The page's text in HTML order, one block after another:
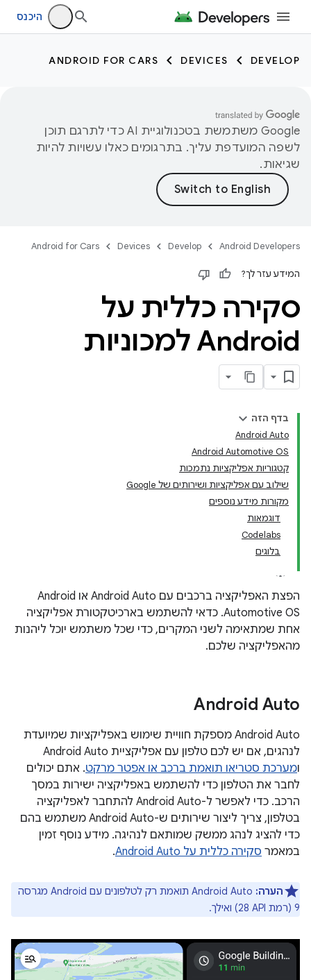
היכנס
DEVELOP
DEVICES
ANDROID FOR CARS
‫Google משתמשת בטכנולוגיית AI כדי לתרגם תוכן
לשפה המועדפת עליך. בתרגומים כאלו עשויות להיות
שגיאות.
Android Developers
Develop
Devices
Android for Cars
המידע עזר לך?
סקירה כללית על
Android למכוניות
בדף הזה
Android Auto
Android Automotive OS
קטגוריות אפליקציות נתמכות
שילוב עם אפליקציות ושירותים של Google
מקורות מידע נוספים
דוגמאות
Codelabs
בלוגים
הפצת האפליקציה ברכבים עם Android Auto או Android
Automotive OS. כדאי להשתמש בארכיטקטורת אפליקציה
אחת שמתאימה לשני המקרים, כדי שכל משתמש יוכל ליהנות
מהאפליקציה שלכם.
Android Auto
‫Android Auto מספקת חוויית שימוש באפליקציות שמיועדת
לנהגים, אם יש לכם טלפון עם אפליקציית Android Auto
ומערכת סטריאו תואמת ברכב או אפטר מרקט. אתם יכולים
לחבר את הטלפון כדי להשתמש באפליקציה ישירות במסך
הרכב. כדי לאפשר ל-Android Auto להתחבר לאפליקציה
בטלפון, צריך ליצור שירותים ש-Android Auto משתמש בהם
כדי להציג לנהג ממשק שמותאם לנהיגה. מידע נוסף זמין
במאמר סקירה כללית על Android Auto .
הערה:
Android Auto תואמת רק לטלפונים עם Android מגרסה
9 (רמת API‏ 28) ואילך.